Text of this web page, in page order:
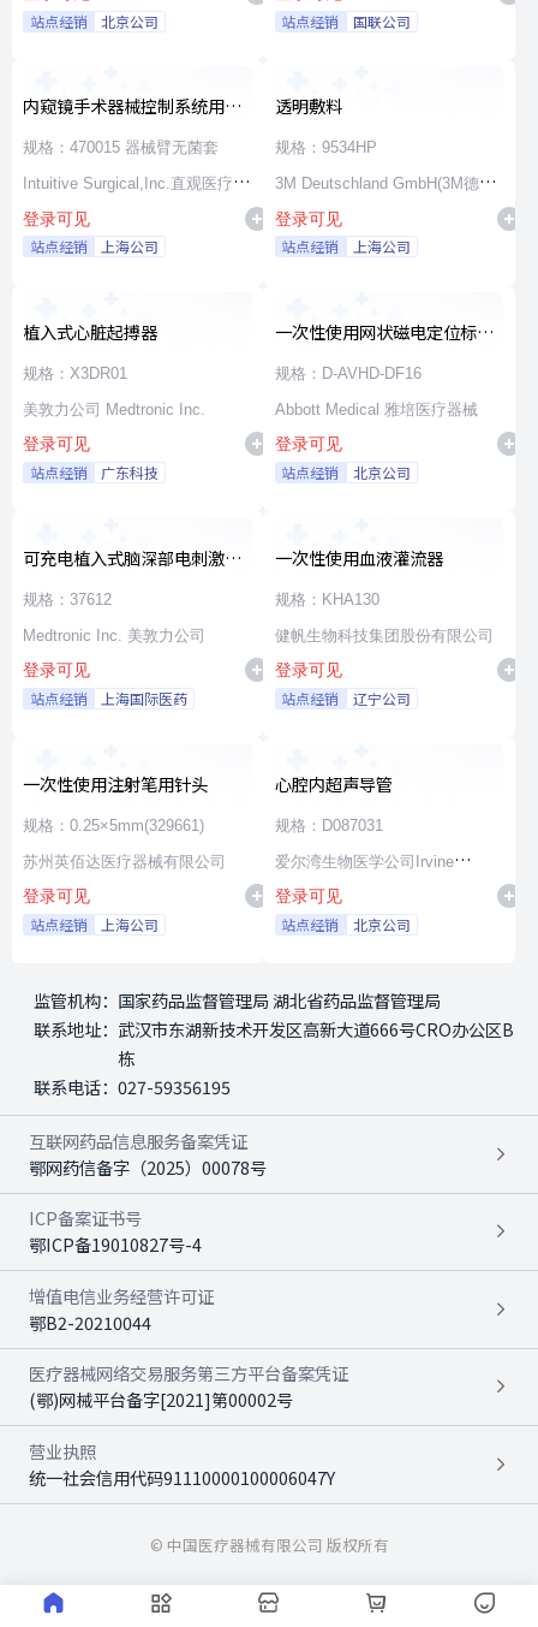
站点经销 北京公司 站点经销 国联公司
内窥镜手术器械控制系统用无
源器械和附件
规格：470015 器械臂无菌套
Intuitive Surgical,Inc.直观医疗公
司
登录可见
站点经销 上海公司
透明敷料
规格：9534HP
3M Deutschland GmbH(3M德国
公司)
登录可见
站点经销 上海公司
植入式心脏起搏器
规格：X3DR01
美敦力公司 Medtronic Inc.
登录可见
站点经销 广东科技
一次性使用网状磁电定位标测
导管
规格：D-AVHD-DF16
Abbott Medical 雅培医疗器械
登录可见
站点经销 北京公司
可充电植入式脑深部电刺激脉
冲发生器套件
规格：37612
Medtronic Inc. 美敦力公司
登录可见
站点经销 上海国际医药
一次性使用血液灌流器
规格：KHA130
健帆生物科技集团股份有限公司
登录可见
站点经销 辽宁公司
一次性使用注射笔用针头
规格：0.25×5mm(329661)
苏州英佰达医疗器械有限公司
登录可见
站点经销 上海公司
心腔内超声导管
规格：D087031
爱尔湾生物医学公司Irvine
Biomedical,Inc. a St. Jude
Medical Company
登录可见
站点经销 北京公司
监管机构： 国家药品监督管理局 湖北省药品监督管理局
联系地址： 武汉市东湖新技术开发区高新大道666号CRO办公区B
栋
联系电话： 027-59356195
互联网药品信息服务备案凭证
鄂网药信备字（2025）00078号
ICP备案证书号
鄂ICP备19010827号-4
增值电信业务经营许可证
鄂B2-20210044
医疗器械网络交易服务第三方平台备案凭证
(鄂)网械平台备字[2021]第00002号
营业执照
统一社会信用代码91110000100006047Y
© 中国医疗器械有限公司 版权所有